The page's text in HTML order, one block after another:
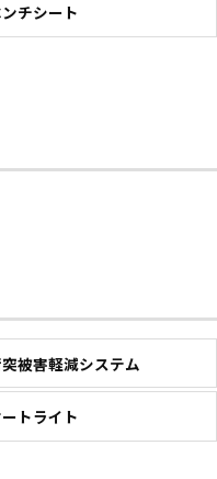
チシート
被害軽減システム
トライト